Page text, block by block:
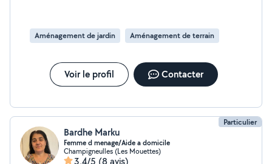
Aménagement de jardin Aménagement de terrain
Voir le profil Contacter
Particulier
Bardhe Marku
Femme d menage/Aide a domicile
Champigneulles (Les Mouettes)
3,4/5 (8 avis)